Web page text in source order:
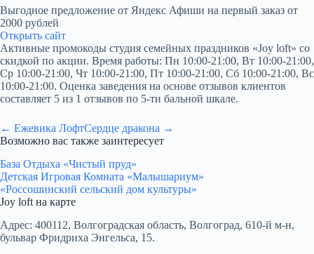
Выгодное предложение от Яндекс Афиши на первый заказ от
2000 рублей
Открыть сайт
Активные промокоды студия семейных праздников «Joy loft» со
скидкой по акции. Время работы: Пн 10:00-21:00, Вт 10:00-21:00,
Ср 10:00-21:00, Чт 10:00-21:00, Пт 10:00-21:00, Сб 10:00-21:00, Вс
10:00-21:00. Оценка заведения на основе отзывов клиентов
составляет 5 из 1 отзывов по 5-ти бальной шкале.
← Ежевика ЛофтСердце дракона →
Возможно вас также заинтересует
База Отдыха «Чистый пруд»
Детская Игровая Комната «Малышариум»
«Россошинский сельский дом культуры»
Joy loft на карте
Адрес: 400112, Волгоградская область, Волгоград, 610-й м-н,
бульвар Фридриха Энгельса, 15.